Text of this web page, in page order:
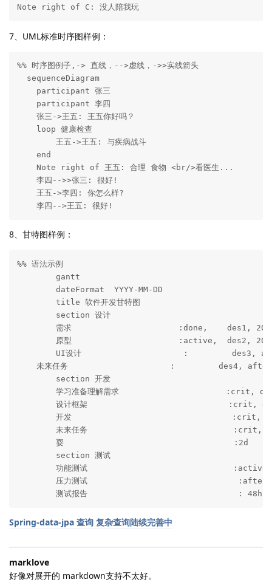
Note right of C: 没人陪我玩
7、UML标准时序图样例：
%% 时序图例子,-> 直线，-->虚线，->>实线箭头
  sequenceDiagram
    participant 张三
    participant 李四
    张三->王五: 王五你好吗？
    loop 健康检查
        王五->王五: 与疾病战斗
    end
    Note right of 王五: 合理 食物 <br/>看医生...
    李四-->>张三: 很好!
    王五->李四: 你怎么样?
    李四-->王五: 很好!
8、甘特图样例：
%% 语法示例
        gantt
        dateFormat  YYYY-MM-DD
        title 软件开发甘特图
        section 设计
需求                      :done,    des1,
原型                      :active,  des2,
UI设计                     :         des3,
未来任务                     :         des4,
        section 开发
学习准备理解需求                      :crit,
设计框架                             :crit,
开发                                 :crit,
未来任务                              :crit,
        耍                                   :2d
        section 测试
功能测试
压力测试                               :after
        测试报告                               : 48h
Spring-data-jpa 查询 复杂查询陆续完善中
marklove
好像对展开的 markdown支持不太好。